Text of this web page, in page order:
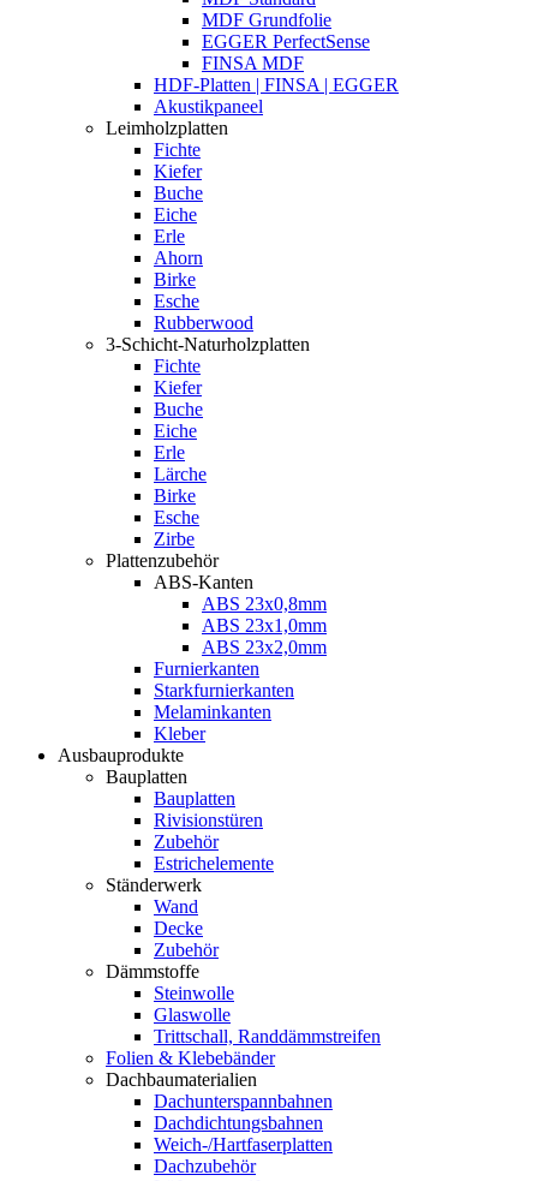
MDF Grundfolie
EGGER PerfectSense
FINSA MDF
HDF-Platten | FINSA | EGGER
Akustikpaneel
Leimholzplatten
Fichte
Kiefer
Buche
Eiche
Erle
Ahorn
Birke
Esche
Rubberwood
3-Schicht-Naturholzplatten
Fichte
Kiefer
Buche
Eiche
Erle
Lärche
Birke
Esche
Zirbe
Plattenzubehör
ABS-Kanten
ABS 23x0,8mm
ABS 23x1,0mm
ABS 23x2,0mm
Furnierkanten
Starkfurnierkanten
Melaminkanten
Kleber
Ausbauprodukte
Bauplatten
Bauplatten
Rivisionstüren
Zubehör
Estrichelemente
Ständerwerk
Wand
Decke
Zubehör
Dämmstoffe
Steinwolle
Glaswolle
Trittschall, Randdämmstreifen
Folien & Klebebänder
Dachbaumaterialien
Dachunterspannbahnen
Dachdichtungsbahnen
Weich-/Hartfaserplatten
Dachzubehör